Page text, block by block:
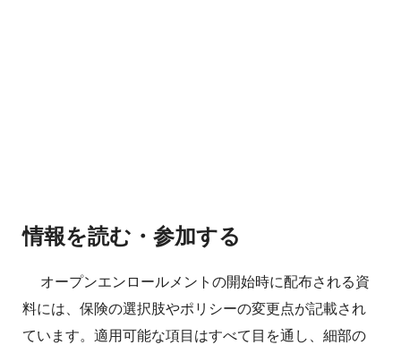
情報を読む・参加する
オープンエンロールメントの開始時に配布される資
料には、保険の選択肢やポリシーの変更点が記載され
ています。適用可能な項目はすべて目を通し、細部の